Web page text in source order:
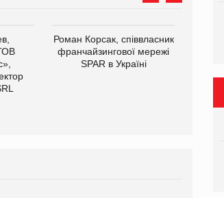
Роман Корсак, співвласник
франчайзингової мережі
SPAR в Україні